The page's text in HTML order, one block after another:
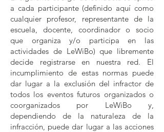
a cada participante (definido aquí como
cualquier profesor, representante de la
escuela, docente, coordinador o socio
que organiza y/o participa en las
actividades de LeWiBo) que libremente
decide registrarse en nuestra red. El
incumplimiento de estas normas puede
dar lugar a la exclusión del infractor de
todos los eventos futuros organizados o
coorganizados por LeWiBo y,
dependiendo de la naturaleza de la
infracción, puede dar lugar a las acciones